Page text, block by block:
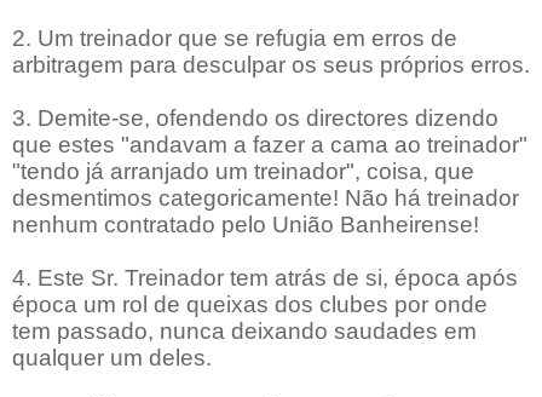
2. Um treinador que se refugia em erros de
arbitragem para desculpar os seus próprios erros.
3. Demite-se, ofendendo os directores dizendo
que estes "andavam a fazer a cama ao treinador"
"tendo já arranjado um treinador", coisa, que
desmentimos categoricamente! Não há treinador
nenhum contratado pelo União Banheirense!
4. Este Sr. Treinador tem atrás de si, época após
época um rol de queixas dos clubes por onde
tem passado, nunca deixando saudades em
qualquer um deles.